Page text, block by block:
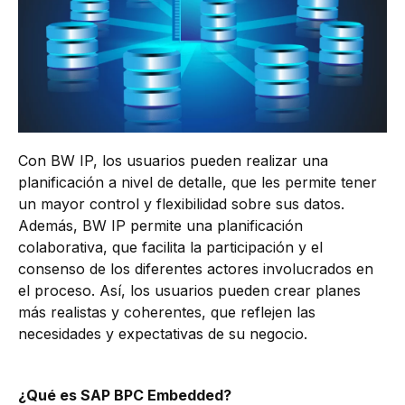
Con BW IP, los usuarios pueden realizar una
planificación a nivel de detalle, que les permite tener
un mayor control y flexibilidad sobre sus datos.
Además, BW IP permite una planificación
colaborativa, que facilita la participación y el
consenso de los diferentes actores involucrados en
el proceso. Así, los usuarios pueden crear planes
más realistas y coherentes, que reflejen las
necesidades y expectativas de su negocio.
¿Qué es SAP BPC Embedded?